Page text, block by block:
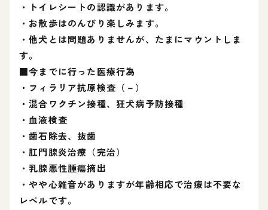
・トイレシートの認識があります。
・お散歩はのんびり楽しみます。
・他犬とは問題ありませんが、たまにマウントしま
す。
■今までに行った医療行為
・フィラリア抗原検査（－）
・混合ワクチン接種、狂犬病予防接種
・血液検査
・歯石除去、抜歯
・肛門腺炎治療（完治）
・乳腺悪性腫瘍摘出
・やや心雑音がありますが年齢相応で治療は不要な
レベルです。